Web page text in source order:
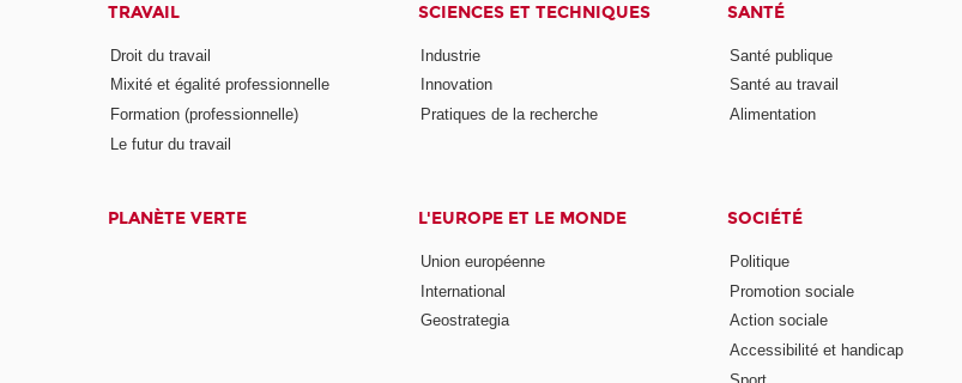
TRAVAIL
Droit du travail
Mixité et égalité professionnelle
Formation (professionnelle)
Le futur du travail
SCIENCES ET TECHNIQUES
Industrie
Innovation
Pratiques de la recherche
SANTÉ
Santé publique
Santé au travail
Alimentation
PLANÈTE VERTE L'EUROPE ET LE MONDE
Union européenne
International
Geostrategia
SOCIÉTÉ
Politique
Promotion sociale
Action sociale
Accessibilité et handicap